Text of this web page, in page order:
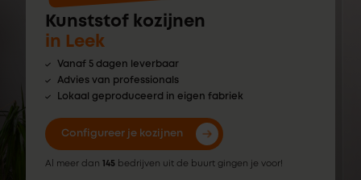
Kunststof kozijnen
in Leek
Vanaf 5 dagen leverbaar
Advies van professionals
Lokaal geproduceerd in eigen fabriek
Configureer je kozijnen
Al meer dan 145 bedrijven uit de buurt gingen je voor!